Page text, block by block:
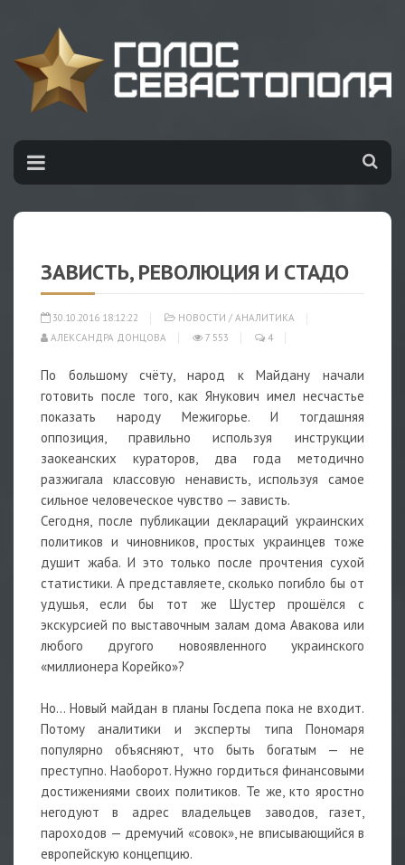
ЗАВИСТЬ, РЕВОЛЮЦИЯ И СТАДО
30.10.2016 18:12:22 НОВОСТИ / АНАЛИТИКА
АЛЕКСАНДРА ДОНЦОВА
7 553 4
По большому счёту, народ к Майдану начали
готовить после того, как Янукович имел несчастье
показать народу Межигорье. И тогдашняя
оппозиция, правильно используя инструкции
заокеанских кураторов, два года методично
разжигала классовую ненависть, используя самое
сильное человеческое чувство — зависть.
Сегодня, после публикации деклараций украинских
политиков и чиновников, простых украинцев тоже
душит жаба. И это только после прочтения сухой
статистики. А представляете, сколько погибло бы от
удушья, если бы тот же Шустер прошёлся с
экскурсией по выставочным залам дома Авакова или
любого другого новоявленного украинского
«миллионера Корейко»?
Но… Новый майдан в планы Госдепа пока не входит.
Потому аналитики и эксперты типа Пономаря
популярно объясняют, что быть богатым — не
преступно. Наоборот. Нужно гордиться финансовыми
достижениями своих политиков. Те же, кто яростно
негодуют в адрес владельцев заводов, газет,
пароходов — дремучий «совок», не вписывающийся в
европейскую концепцию.